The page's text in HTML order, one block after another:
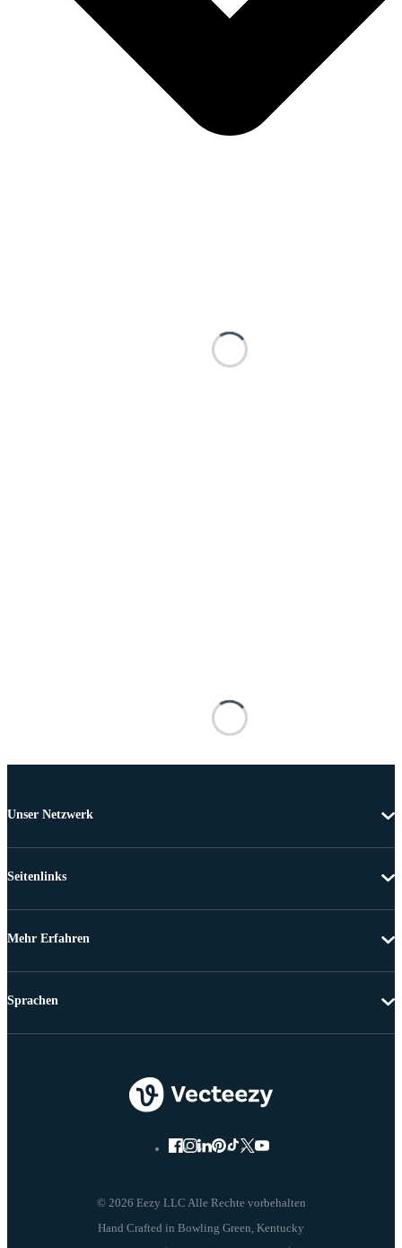
Unser Netzwerk
Seitenlinks
Mehr Erfahren
© 2026 Eezy LLC Alle Rechte vorbehalten
Sprachen